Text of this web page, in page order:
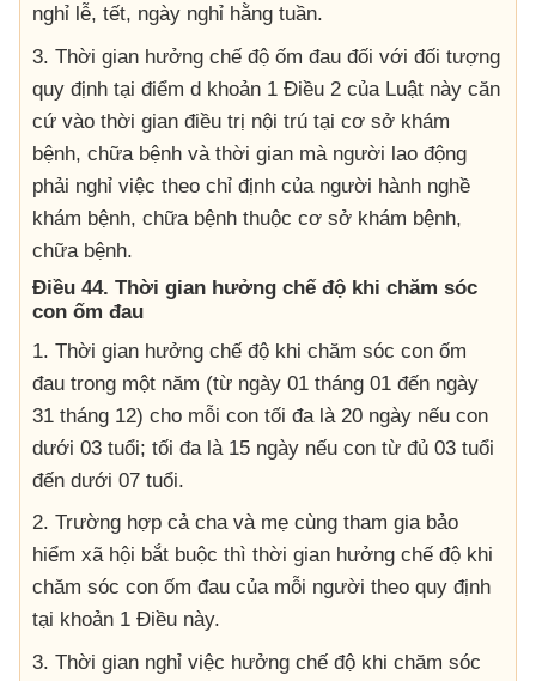
nghỉ lễ, tết, ngày nghỉ hằng tuần.
3. Thời gian hưởng chế độ ốm đau đối với đối tượng
quy định tại điểm d khoản 1 Điều 2 của Luật này căn
cứ vào thời gian điều trị nội trú tại cơ sở khám
bệnh, chữa bệnh và thời gian mà người lao động
phải nghỉ việc theo chỉ định của người hành nghề
khám bệnh, chữa bệnh thuộc cơ sở khám bệnh,
chữa bệnh.
Điều 44. Thời gian hưởng chế độ khi chăm sóc
con ốm đau
1. Thời gian hưởng chế độ khi chăm sóc con ốm
đau trong một năm (từ ngày 01 tháng 01 đến ngày
31 tháng 12) cho mỗi con tối đa là 20 ngày nếu con
dưới 03 tuổi; tối đa là 15 ngày nếu con từ đủ 03 tuổi
đến dưới 07 tuổi.
2. Trường hợp cả cha và mẹ cùng tham gia bảo
hiểm xã hội bắt buộc thì thời gian hưởng chế độ khi
chăm sóc con ốm đau của mỗi người theo quy định
tại khoản 1 Điều này.
3. Thời gian nghỉ việc hưởng chế độ khi chăm sóc